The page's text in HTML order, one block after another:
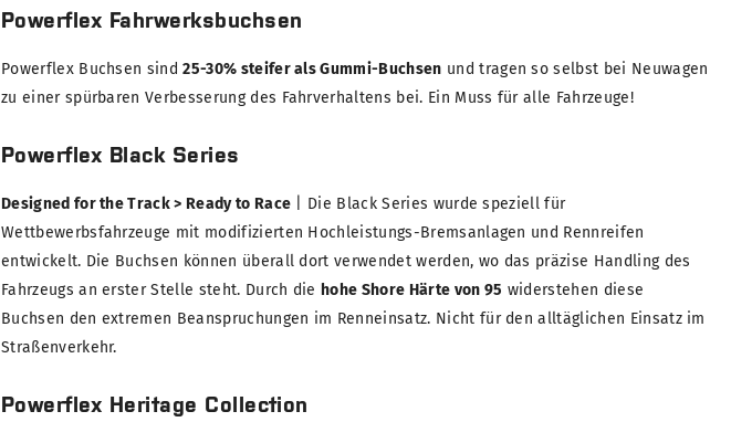
Powerflex Fahrwerksbuchsen
Powerflex Buchsen sind25-30% steifer als Gummi-Buchsen und tragen so selbst bei Neuwagen
zu einer spürbaren Verbesserung des Fahrverhaltens bei. Ein Muss für alle Fahrzeuge!
Powerflex Black Series
Designed for the Track > Ready to Race | Die Black Series wurde speziell für
Wettbewerbsfahrzeuge mit modifizierten Hochleistungs-Bremsanlagen und Rennreifen
entwickelt. Die Buchsen können überall dort verwendet werden, wo das präzise Handling des
Fahrzeugs an erster Stelle steht. Durch die hohe Shore Härte von 95 widerstehen diese
Buchsen den extremen Beanspruchungen im Renneinsatz. Nicht für den alltäglichen Einsatz im
Straßenverkehr.
Powerflex Heritage Collection